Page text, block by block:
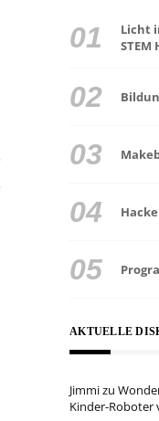
Licht
AKTUELLE
Jimmizu
Kinder-Roboter